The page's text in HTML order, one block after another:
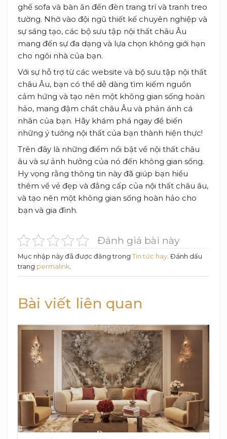
ghế sofa và bàn ăn đến đèn trang trí và tranh treo
tường. Nhờ vào đội ngũ thiết kế chuyên nghiệp và
sự sáng tạo, các bộ sưu tập nội thất châu Âu
mang đến sự đa dạng và lựa chọn không giới hạn
cho ngôi nhà của bạn.
Với sự hỗ trợ từ các website và bộ sưu tập nội thất
châu Âu, bạn có thể dễ dàng tìm kiếm nguồn
cảm hứng và tạo nên một không gian sống hoàn
hảo, mang đậm chất châu Âu và phản ánh cá
nhân của bạn. Hãy khám phá ngay để biến
những ý tưởng nội thất của bạn thành hiện thực!
Trên đây là những điểm nổi bật về nội thất châu
âu và sự ảnh hưởng của nó đến không gian sống.
Hy vọng rằng thông tin này đã giúp bạn hiểu
thêm về vẻ đẹp và đẳng cấp của nội thất châu âu,
và tạo nên một không gian sống hoàn hảo cho
bạn và gia đình.
Đánh giá bài này
Mục nhập này đã được đăng trong Tin tức hay. Đánh dấu
trang permalink.
Bài viết liên quan